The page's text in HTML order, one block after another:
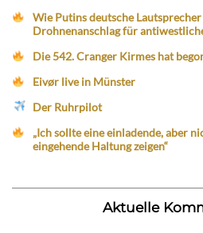
Wie Putins deutsche
Drohnenanschlag für
Die 542. Cranger Kirmes hat
Eivør live in Münster
Der Ruhrpilot
„Ich sollte eine einladende, aber
eingehende Haltung zeigen“
Aktuelle